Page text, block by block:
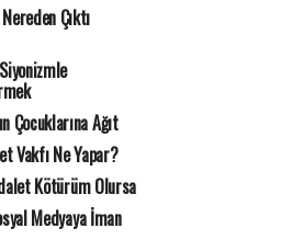
Çıktı
Çocuklarına Ağıt
Vakfı Ne Yapar?
Kötürüm Olursa
Medyaya İman